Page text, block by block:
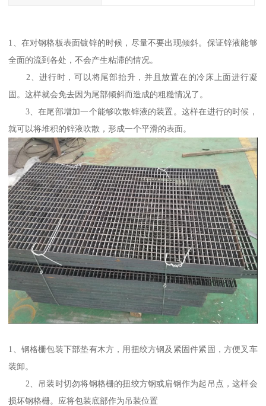
1、在对钢格板表面镀锌的时候，尽量不要出现倾斜。保证锌液能够
全面的流到各处，不会产生粘滞的情况。
2、进行时，可以将尾部抬升，并且放置在的冷床上面进行凝
固。这样就会免去因为尾部倾斜而造成的粗糙情况了。
3、在尾部增加一个能够吹散锌液的装置。这样在进行的时候，
就可以将堆积的锌液吹散，形成一个平滑的表面。
1、钢格栅包装下部垫有木方，用扭绞方钢及紧固件紧固，方便叉车
装卸。
2、吊装时切勿将钢格栅的扭绞方钢或扁钢作为起吊点，这样会
损坏钢格栅。应将包装底部作为吊装位置